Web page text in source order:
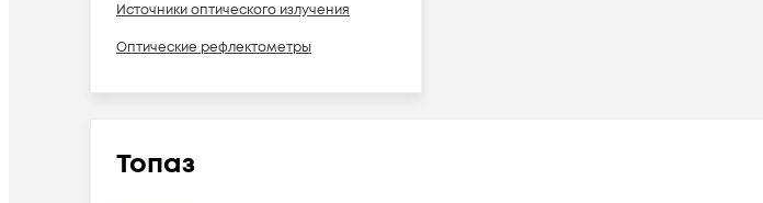
Источники оптического излучения
Оптические рефлектометры
Топаз